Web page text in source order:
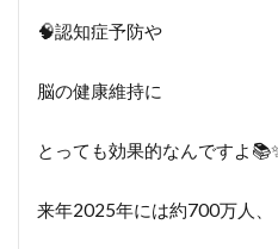
🧠認知症予防や
脳の健康維持に
とっても効果的なんですよ
来年2025年には約700万人、